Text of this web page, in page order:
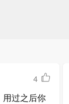
4
用过之后你